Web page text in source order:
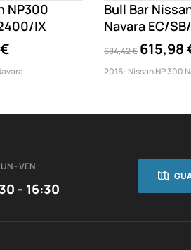
NP300
IX
Bull Bar
Navara EC/
684,42 € 615,98
2016- Nissan NP 300
- VEN
- 16:30